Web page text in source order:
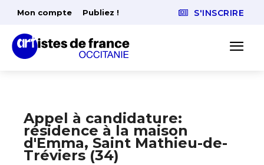
Mon compte Publiez ! S'INSCRIRE
Appel à candidature:
résidence à la maison
d'Emma, Saint Mathieu-de-
Tréviers (34)